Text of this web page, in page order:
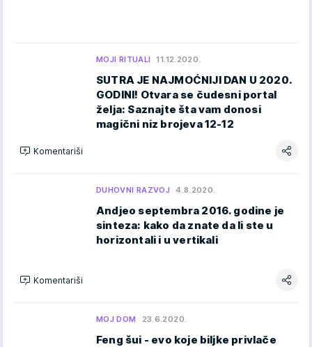
MOJI RITUALI 11.12.2020.
SUTRA JE NAJMOĆNIJI DAN U 2020.
GODINI! Otvara se čudesni portal
želja: Saznajte šta vam donosi
magični niz brojeva 12-12
Komentariši
DUHOVNI RAZVOJ 4.8.2020.
Andjeo septembra 2016. godine je
sinteza: kako da znate da li ste u
horizontali i u vertikali
Komentariši
MOJ DOM 23.6.2020.
Feng šui - evo koje biljke privlače